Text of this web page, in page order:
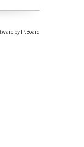
by IP.Board